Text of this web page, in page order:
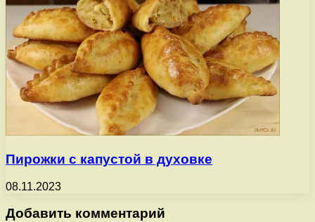
Пирожки с капустой в духовке
08.11.2023
Добавить комментарий